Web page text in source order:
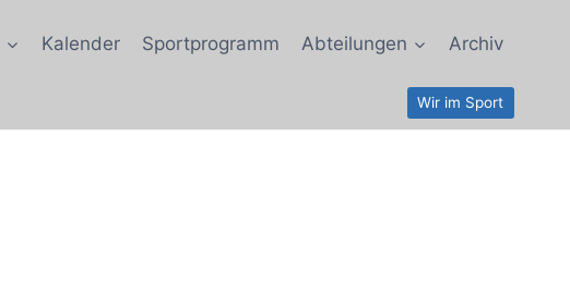
Kalender Sportprogramm Abteilungen Archiv
Wir im Sport